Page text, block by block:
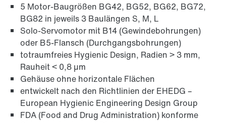
Zur Produkt-Kurzinformation PSH..CM2H..(PDF,
225KB)
5 Motor-Baugrößen BG42, BG52, BG62, BG72,
BG82 in jeweils 3 Baulängen S, M, L
Solo-Servomotor mit B14 (Gewindebohrungen)
oder B5-Flansch (Durchgangsbohrungen)
totraumfreies Hygienic Design, Radien > 3 mm,
Rauheit < 0,8 µm
Gehäuse ohne horizontale Flächen
entwickelt nach den Richtlinien der EHEDG –
European Hygienic Engineering Design Group
FDA (Food and Drug Administration) konforme